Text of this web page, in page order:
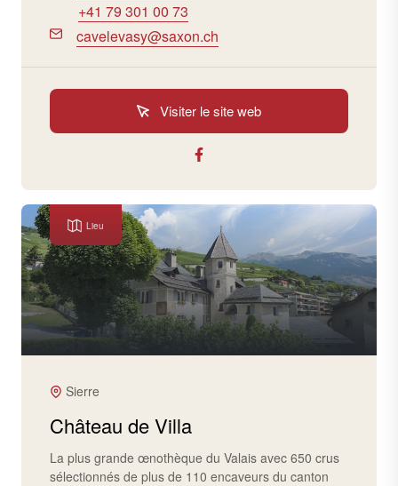
+41 79 301 00 73
cavelevasy@saxon.ch
Visiter le site web
Lieu
Sierre
Château de Villa
La plus grande œnothèque du Valais avec 650 crus
sélectionnés de plus de 110 encaveurs du canton